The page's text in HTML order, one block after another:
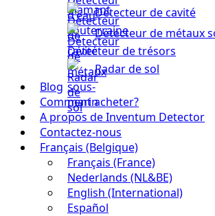
Détecteur de cavité
Détecteur de métaux
Détecteur de trésors
Radar de sol
Blog
Comment acheter?
A propos de Inventum Detector
Contactez-nous
Français (Belgique)
Français (France)
Nederlands (NL&BE)
English (International)
Español